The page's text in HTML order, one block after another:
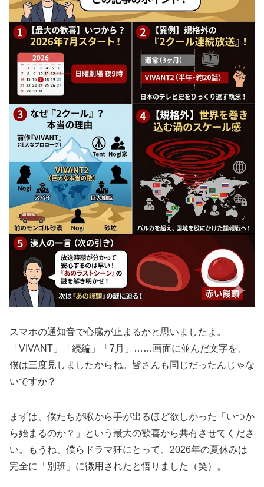
スマホの通知音で心臓が止まるかと思いましたよ。
「VIVANT」「続編」「7月」……画面に並んだ文字を、
僕は三度見しましたからね。皆さんも同じだったんじゃな
いですか？
まずは、僕たちが喉から手が出るほど欲しかった「いつか
ら始まるのか？」という最大の歓喜から共有させてくださ
い。もうね、僕らドラマ狂にとって、2026年の夏休みは
完全に「別班」に徴用されたと悟りました（笑）。